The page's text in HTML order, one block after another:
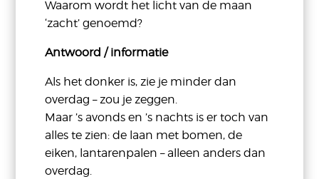
Waarom wordt het licht van de maan
‘zacht’ genoemd?
Antwoord / informatie
Als het donker is, zie je minder dan
overdag – zou je zeggen.
Maar ’s avonds en ’s nachts is er toch van
alles te zien: de laan met bomen, de
eiken, lantarenpalen – alleen anders dan
overdag.